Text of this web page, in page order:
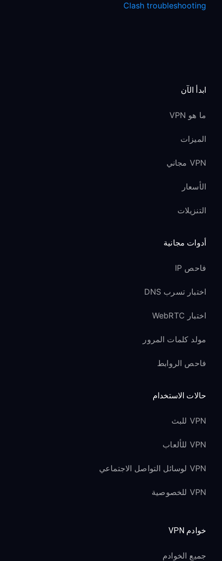
Clash troubleshooting
ابدأ الآن
ما هو VPN
الميزات
VPN مجاني
الأسعار
التنزيلات
أدوات مجانية
فاحص IP
اختبار تسرب DNS
اختبار WebRTC
مولد كلمات المرور
فاحص الروابط
حالات الاستخدام
VPN للبث
VPN للألعاب
VPN لوسائل التواصل الاجتماعي
VPN للخصوصية
خوادم VPN
جميع الخوادم